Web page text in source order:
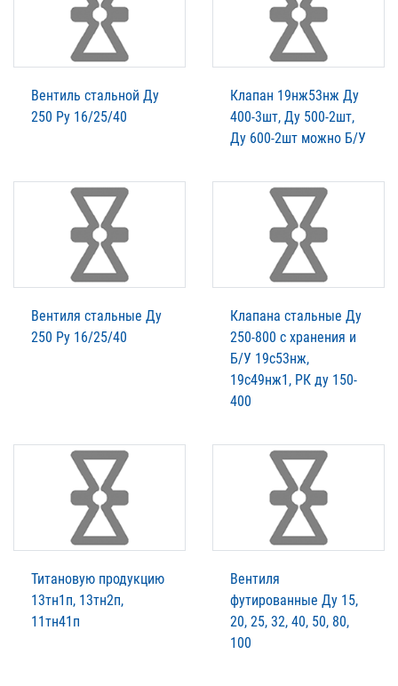
Вентиль стальной Ду
250 Ру 16/25/40
Клапан 19нж53нж Ду
400-3шт, Ду 500-2шт,
Ду 600-2шт можно Б/У
Вентиля стальные Ду
250 Ру 16/25/40
Клапана стальные Ду
250-800 с хранения и
Б/У 19с53нж,
19с49нж1, РК ду 150-
400
Титановую продукцию
13тн1п, 13тн2п,
11тн41п
Вентиля
футированные Ду 15,
20, 25, 32, 40, 50, 80,
100